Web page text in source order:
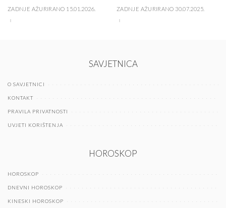
ZADNJE AŽURIRANO 15.01.2026. ZADNJE AŽURIRANO 30.07.2025.
SAVJETNICA
O SAVJETNICI
KONTAKT
PRAVILA PRIVATNOSTI
UVJETI KORIŠTENJA
HOROSKOP
HOROSKOP
DNEVNI HOROSKOP
KINESKI HOROSKOP